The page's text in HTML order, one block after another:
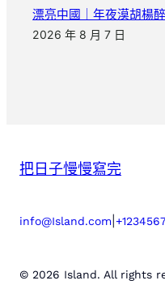
漂亮中國｜年夜漠胡楊
2026 年 8 月 7 日
把日子慢慢寫完
info@Island.com
© 2026 Island. All rights